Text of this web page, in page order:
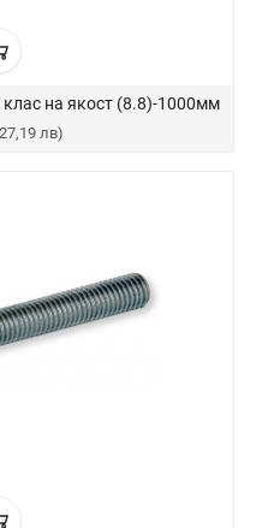
на якост (8.8)-1000мм
лв)